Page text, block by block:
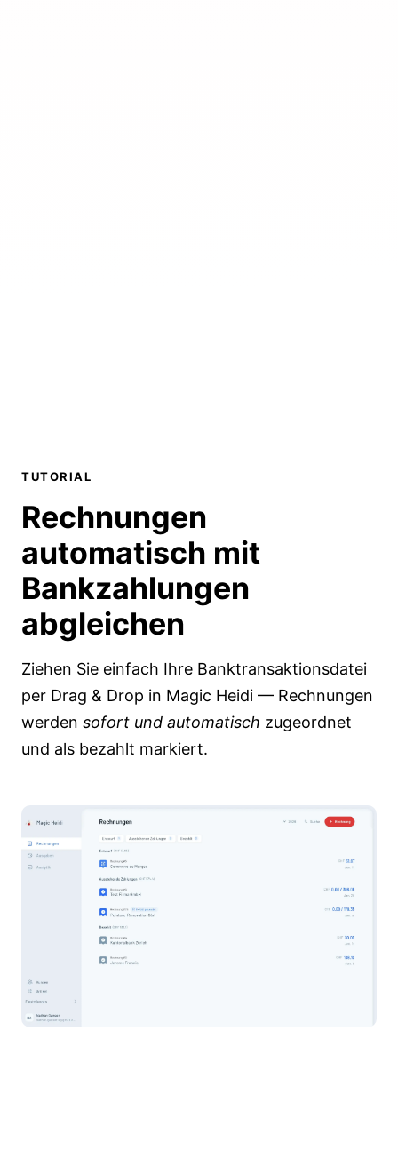
TUTORIAL
Rechnungen
automatisch mit
Bankzahlungen
abgleichen
Ziehen Sie einfach Ihre Banktransaktionsdatei
per Drag & Drop in Magic Heidi — Rechnungen
werden sofort und automatisch zugeordnet
und als bezahlt markiert.